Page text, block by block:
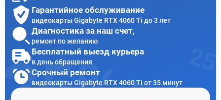
Гарантийное обслуживание
видеокарты Gigabyte RTX 4060 Ti до 3 лет
Диагностика за наш счет,
ремонт по желанию
Бесплатный выезд курьера
в день обращения
Срочный ремонт
видеокарты Gigabyte RTX 4060 Ti от 35 минут